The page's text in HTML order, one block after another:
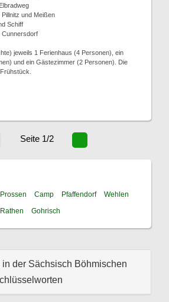
und Meißen
Schiff
Cunnersdorf
jeweils 1 Ferienhaus (4 Personen), ein
und ein Gästezimmer (2 Personen). Die
Seite 1/2
Prossen Camp Pfaffendorf
Wehlen
Rathen Gohrisch
der Sächsisch Böhmischen